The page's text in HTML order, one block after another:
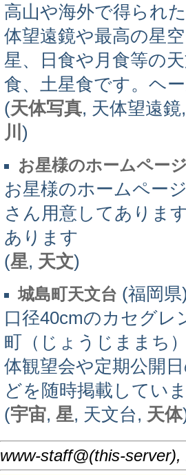
高山や海外で得られ
体望遠鏡や最高の星
星、日食や月食等の
食、土星食です。ヘ
(天体写真, 天体望遠
川 )
お星様のホームペー
お星様のホームペー
さん用意してありま
あります
(星, 天文)
城島町天文台 (福岡
口径40cmのカセグレ
町（じょうじままち
体観望会や定期公開
どを随時掲載してい
(宇宙, 星, 天文台, 天体
www-staff@(this-